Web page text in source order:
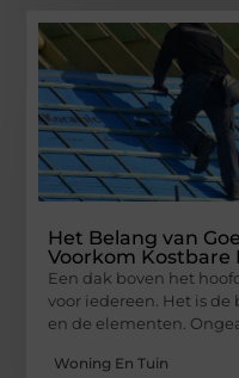
Het Belang van
Voorkom Kostbare
Een dak boven het
voor iedereen. Het is
en de elementen.
Woning En Tuin